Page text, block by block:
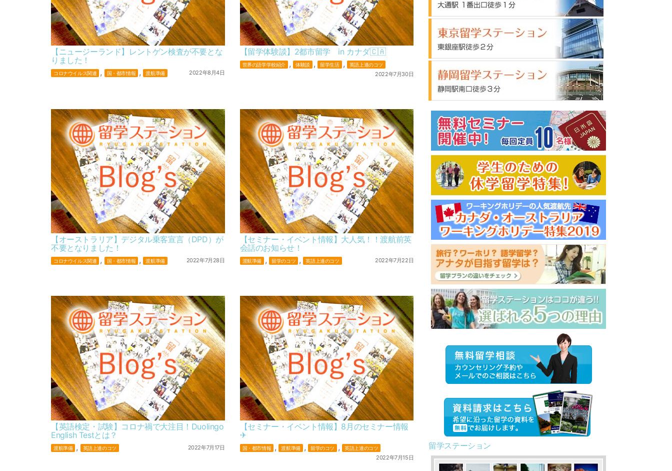
【ニュージーランド】レントゲン検査が不要とな
りました！
コロナウイルス関連 , 国・都市情報 , 渡航準備 2022年8月4日
【留学体験談】2都市留学 in カナダ🇨🇦
世界の語学学校紹介 , 体験談 , 留学生活 , 英語上達のコツ
2022年7月30日
【オーストラリア】デジタル乗客宣言（DPD）が
不要となりました！
コロナウイルス関連 , 国・都市情報 , 渡航準備 2022年7月28日
【セミナー・イベント情報】大人気！！渡航前英
会話のお知らせ！
渡航準備 , 留学のコツ , 英語上達のコツ 2022年7月22日
【英語検定・試験】コロナ禍で大注目！Duolingo
English Testとは？
渡航準備 , 英語上達のコツ 2022年7月17日
【セミナー・イベント情報】8月のセミナー情報
✈︎
国・都市情報 , 渡航準備 , 留学のコツ , 英語上達のコツ
2022年7月15日
留学ステーション